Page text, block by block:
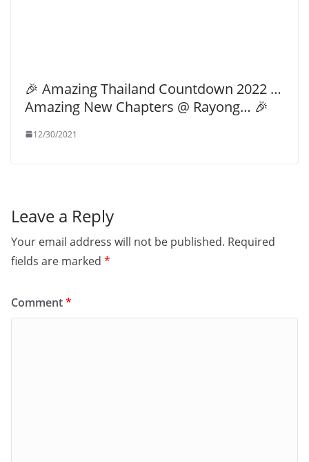
🎉 Amazing Thailand Countdown 2022 …
Amazing New Chapters @ Rayong… 🎉
12/30/2021
Leave a Reply
Your email address will not be published. Required
fields are marked *
Comment*